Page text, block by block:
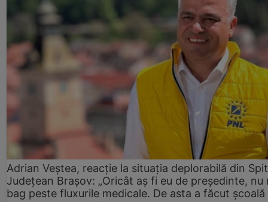
Adrian Veștea, reacție la situația deplorabilă din
Județean Brașov: „Oricât aș fi eu de președinte, nu
bag peste fluxurile medicale. De asta a făcut școală